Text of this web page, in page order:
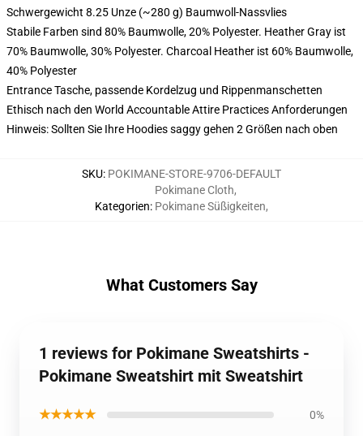
Schwergewicht 8.25 Unze (~280 g) Baumwoll-Nassvlies
Stabile Farben sind 80% Baumwolle, 20% Polyester. Heather Gray ist
70% Baumwolle, 30% Polyester. Charcoal Heather ist 60% Baumwolle,
40% Polyester
Entrance Tasche, passende Kordelzug und Rippenmanschetten
Ethisch nach den World Accountable Attire Practices Anforderungen
Hinweis: Sollten Sie Ihre Hoodies saggy gehen 2 Größen nach oben
SKU: POKIMANE-STORE-9706-DEFAULT
Kategorien:
Pokimane Cloth,
Pokimane Süßigkeiten,
What Customers Say
1 reviews for Pokimane Sweatshirts -
Pokimane Sweatshirt mit Sweatshirt
★★★★★ 0%